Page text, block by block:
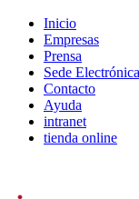
Inicio
Empresas
Prensa
Sede Electrónica
Contacto
Ayuda
intranet
tienda online